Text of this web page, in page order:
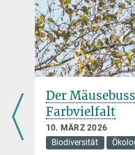
Pressereferentin
Max-Planck-Institut für
+49 160 91387-362
virginia.geisel@...
Der
Farbvielfalt
10. MÄRZ 2026
Biodiversität